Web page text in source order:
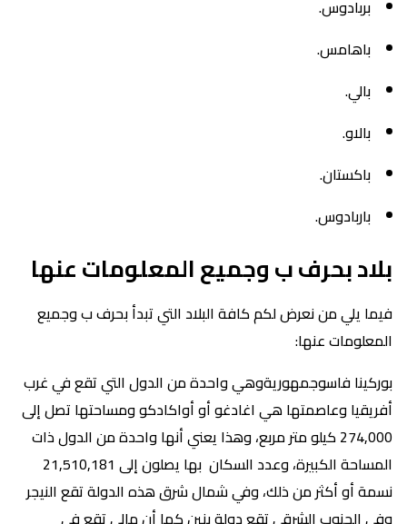
بربادوس.
باهامس.
بالي.
بالاو.
باكستان.
باربادوس.
بلاد بحرف ب وجميع المعلومات عنها
فيما يلي من نعرض لكم كافة البلاد التي تبدأ بحرف ب وجميع
المعلومات عنها:
بوركينا فاسوجمهوريةوهي واحدة من الدول التي تقع في غرب
أفريقيا وعاصمتها هي اغادغو أو أواكادكو ومساحتها تصل إلى
274,000 كيلو متر مربع، وهذا يعني أنها واحدة من الدول ذات
المساحة الكبيرة، وعدد السكان بها يصلون إلى 21,510,181
نسمة أو أكثر من ذلك، وفي شمال شرق هذه الدولة تقع النيجر